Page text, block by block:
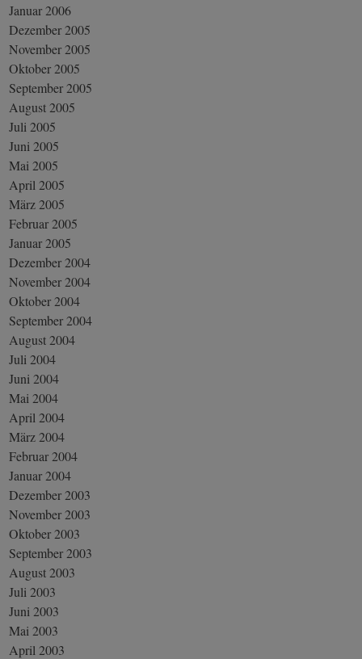
Januar 2006
Dezember 2005
November 2005
Oktober 2005
September 2005
August 2005
Juli 2005
Juni 2005
Mai 2005
April 2005
März 2005
Februar 2005
Januar 2005
Dezember 2004
November 2004
Oktober 2004
September 2004
August 2004
Juli 2004
Juni 2004
Mai 2004
April 2004
März 2004
Februar 2004
Januar 2004
Dezember 2003
November 2003
Oktober 2003
September 2003
August 2003
Juli 2003
Juni 2003
Mai 2003
April 2003